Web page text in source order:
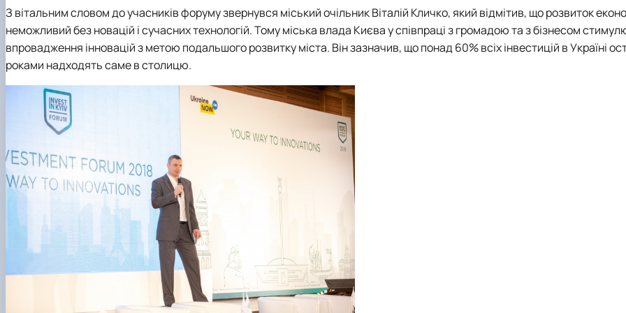
З вітальним словом до учасників форуму звернувся міський очільник Віталій Кличко, який відмітив, що розвиток
неможливий без новацій і сучасних технологій. Тому міська влада Києва у співпраці з громадою та з бізнесом
впровадження інновацій з метою подальшого розвитку міста. Він зазначив, що понад 60% всіх інвестицій в Україні
роками надходять саме в столицю.